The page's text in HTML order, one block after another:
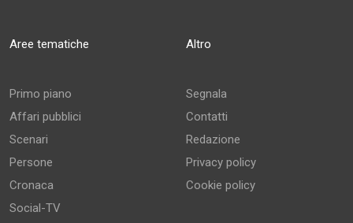
Aree tematiche
Primo piano
Affari pubblici
Scenari
Persone
Cronaca
Social-TV
Altro
Segnala
Contatti
Redazione
Privacy policy
Cookie policy